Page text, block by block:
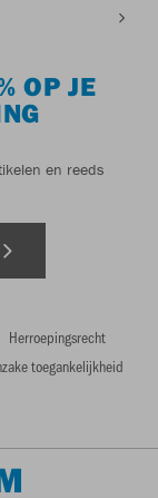
OP JE
en reeds
Herroepingsrecht
toegankelijkheid